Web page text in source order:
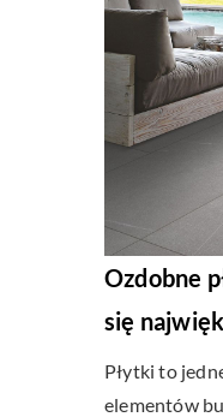
Ozdobne
się
Płytki to
elementów